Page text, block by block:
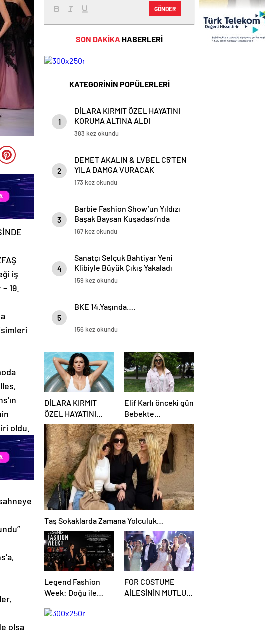
iş
19.
oldu.
olsa
GÖNDER
SON DAKİKA HABERLERİ
KATEGORİNİN POPÜLERLERİ
1
DİLARA KIRMIT ÖZEL HAYATINI
KORUMA ALTINA ALDI
383 kez okundu
2
DEMET AKALIN & LVBEL C5’TEN
YILA DAMGA VURACAK
SÜRPRİZ!
173 kez okundu
3
Barbie Fashion Show’un Yıldızı
Başak Baysan Kuşadası’nda
Parladı
167 kez okundu
4
Sanatçı Selçuk Bahtiyar Yeni
Klibiyle Büyük Çıkış Yakaladı
159 kez okundu
5
BKE 14.Yaşında….
156 kez okundu
DİLARA KIRMIT
ÖZEL HAYATINI
KORUMA ALTINA
ALDI
Elif Karlı önceki gün
Bebekte
görüntülendi.
Taş Sokaklarda Zamana Yolculuk…
Legend Fashion
Week: Doğu ile
Uluslararası Moda
FOR COSTUME
AİLESİNİN MUTLU